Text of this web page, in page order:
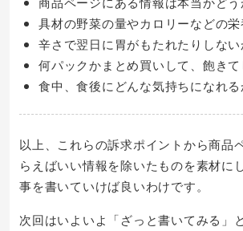
具材の野菜の量やカロリーなどの
辛さで翌日に胃がもたれたりしない
何パックかまとめ買いして、飽き
食中、食後にどんな気持ちになれる
以上、これらの訴求ポイントから商品
らえばいい情報を除いたものを素材に
事を書いていけば良いわけです。
次回はいよいよ「ざっと書いてみる」